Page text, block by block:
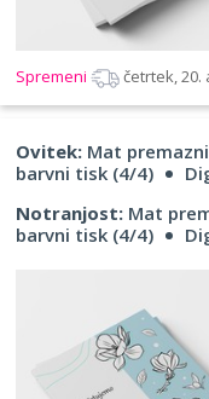
Spremeni četrtek, 20.
Ovitek: Mat
barvni tisk (4/4)
Notranjost: Mat
barvni tisk (4/4)